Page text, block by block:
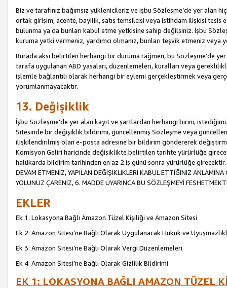
Biz ve tarafınız bağımsız yüklenicileriz ve işbu Sözleşme’de yer alan
ortak girişim, acente, bayilik, satış temsilcisi veya istihdam ilişkisi
bulunma ya da bunları kabul etme yetkisine sahip değilsiniz. İşbu
kuruma yetki vermeniz, yardımcı olmanız, bunları teşvik etmeniz
Burada aksi belirtilen herhangi bir duruma rağmen, bu Sözleşme’de
tarafa uygulanan ABD yasaları, düzenlemeleri, kuralları veya
işlemle bağlantılı olarak herhangi bir eylemi gerçekleştirmek veya
yorumlanmayacaktır.
13. Değişiklik
İşbu Sözleşme’de yer alan kayıt ve şartlardan herhangi birini,
Sitesinde bir değişiklik bildirimi, güncellenmiş Sözleşme veya
ilişkilendirilmiş olan e-posta adresine bir bildirim göndererek
Komisyon Geliri haricinde değişiklikte belirtilen tarihte yürürlüğe
halükarda bildirim tarihinden en az 2 iş günü sonra yürürlüğe girecektir.
DEVAM ETMENİZ, YAPILAN DEĞİŞİKLİKLERİ KABUL ETTİĞİNİZ
YOLUNUZ ÇARENİZ, 6. MADDE UYARINCA BU SÖZLEŞMEYİ
EKLER
Ek 1: Lokasyona Bağlı Amazon Tüzel Kişiliği ve Amazon Sitesi
Ek 2: Amazon Sitesi’ne Bağlı Olarak Uygulanacak Hukuk ve
Ek 3: Amazon Sitesi’ne Bağlı Olarak Vergi Düzenlemeleri
Ek 4: Amazon Sitesi’ne Bağlı Olarak Gizlilik Bildirimi
EK 1: LOKASYONA BAĞLI AMAZON TÜZEL